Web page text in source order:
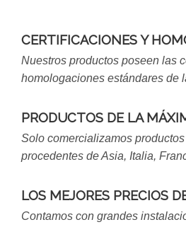
CERTIFICACIONES Y
Nuestros productos poseen las
homologaciones estándares de
PRODUCTOS DE LA
Solo comercializamos
procedentes de Asia, Italia,
LOS MEJORES PRECIOS
Contamos con grandes